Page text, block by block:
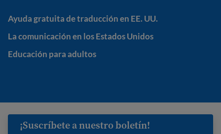
Ayuda gratuita de traducción en EE. UU.
Ayuda gratuita de traducción en EE. UU.
La comunicación en los Estados Unidos
La comunicación en los Estados Unidos
Educación para adultos
Educación para adultos
¡Suscríbete a nuestro boletín!